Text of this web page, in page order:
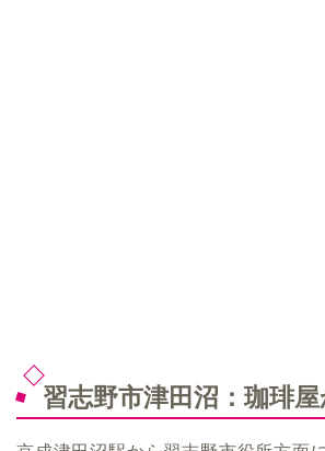
習志野市津田沼：珈琲